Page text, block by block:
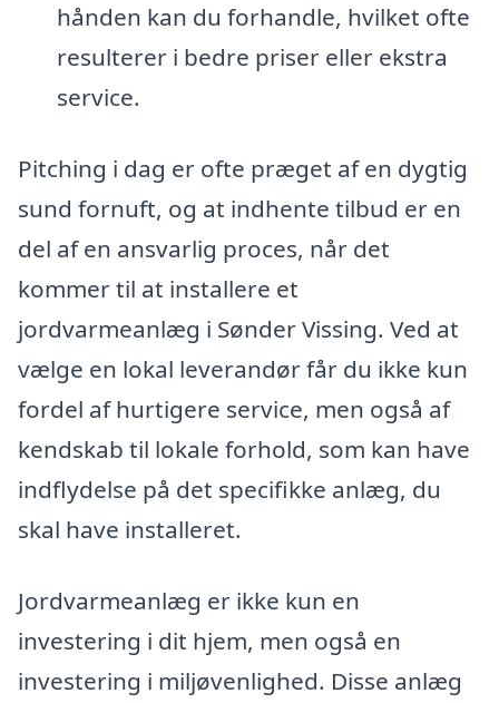
hånden kan du forhandle, hvilket ofte
resulterer i bedre priser eller ekstra
service.
Pitching i dag er ofte præget af en dygtig
sund fornuft, og at indhente tilbud er en
del af en ansvarlig proces, når det
kommer til at installere et
jordvarmeanlæg i Sønder Vissing. Ved at
vælge en lokal leverandør får du ikke kun
fordel af hurtigere service, men også af
kendskab til lokale forhold, som kan have
indflydelse på det specifikke anlæg, du
skal have installeret.
Jordvarmeanlæg er ikke kun en
investering i dit hjem, men også en
investering i miljøvenlighed. Disse anlæg